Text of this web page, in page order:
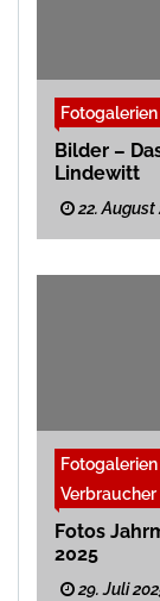
Fotogalerien
Bilder –
Lindewitt
22. August
Fotogalerien
Verbraucher
Fotos
2025
29. Juli